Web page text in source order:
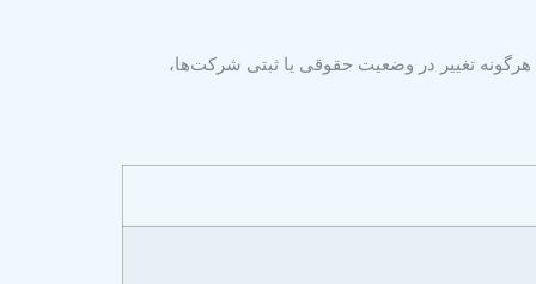
تغییر در وضعیت حقوقی یا ثبتی شرکت‌ها،